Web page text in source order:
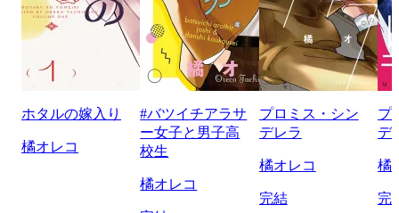
ホタルの嫁入り
橘オレコ
#バツイチアラサ
ー女子と男子高
校生
橘オレコ
プロミス・シン
デレラ
橘オレコ
完結
プ
デ
橘
完